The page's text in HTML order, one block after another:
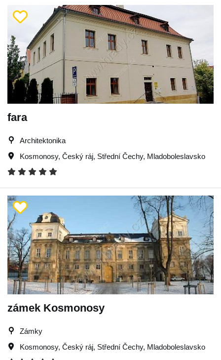
fara
Architektonika
Kosmonosy, Český ráj, Střední Čechy, Mladoboleslavsko
zámek Kosmonosy
Zámky
Kosmonosy, Český ráj, Střední Čechy, Mladoboleslavsko